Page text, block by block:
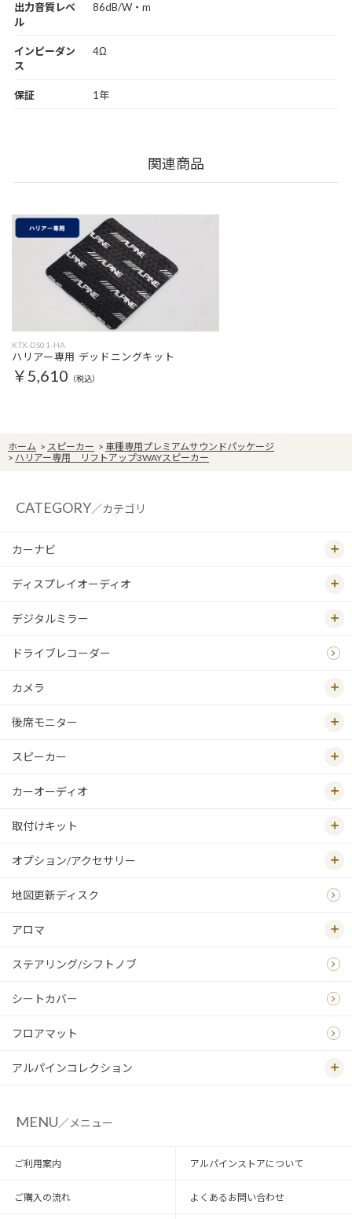
出力音質レベ
ル
86dB/W・m
インピーダン
ス
4Ω
保証 1年
関連商品
KTX-DS01-HA
ハリアー専用 デッドニングキット
￥5,610 （税込）
ホーム > スピーカー > 車種専用プレミアムサウンドパッケージ
> ハリアー専用 リフトアップ3WAYスピーカー
CATEGORY／カテゴリ
カーナビ
ディスプレイオーディオ
デジタルミラー
ドライブレコーダー
カメラ
後席モニター
スピーカー
カーオーディオ
取付けキット
オプション/アクセサリー
地図更新ディスク
アロマ
ステアリング/シフトノブ
シートカバー
フロアマット
アルパインコレクション
MENU／メニュー
ご利用案内 アルパインストアについて
ご購入の流れ よくあるお問い合わせ